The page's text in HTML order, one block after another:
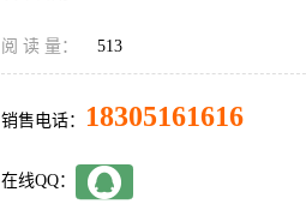
阅 读 量： 513
销售电话： 18305161616
在线QQ：